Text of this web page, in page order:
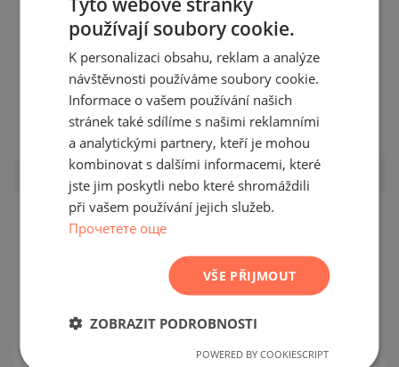
PAMPOROVO / SMOLYAN / BULHARSKO
Plocha: 111m²
115 000 € /// 1 036 €/ m²
NOVÝ
NABÍDKA
PRODEJ
BULGARIAN
ENGLISH
GERMAN
FRENCH
POLISH
CZECH
používají soubory cookie.
K personalizaci obsahu, reklam a analýze
návštěvnosti používáme soubory cookie.
Informace o vašem používání našich
stránek také sdílíme s našimi reklamními
a analytickými partnery, kteří je mohou
kombinovat s dalšími informacemi, které
jste jim poskytli nebo které shromáždili
při vašem používání jejich služeb.
Прочетете още
VŠE PŘIJMOUT
ZOBRAZIT PODROBNOSTI
POWERED BY COOKIESCRIPT